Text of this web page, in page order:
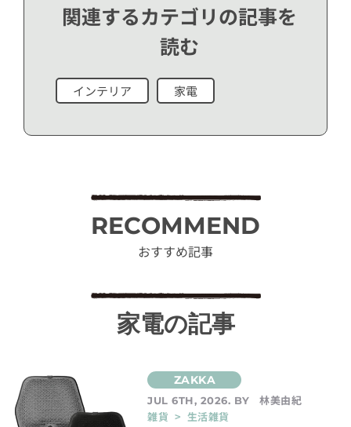
関連するカテゴリの記事を
読む
インテリア 家電
RECOMMEND
おすすめ記事
家電の記事
JUL 6TH, 2026. BY
林美由紀
雑貨 > 生活雑貨